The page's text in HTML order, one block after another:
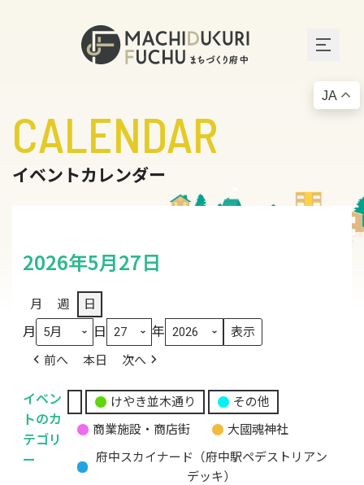
CALENDAR
イベントカレンダー
2026年5月27日
月 週 日
月 日 年
前へ 本日 次へ
イベン
トのカ
テゴリ
ー
無
題
カ
けやき並木通り
その他
商業施設・商店街
大國魂神社
府中スカイナード（府中駅ペデストリアン
デッキ）
JA